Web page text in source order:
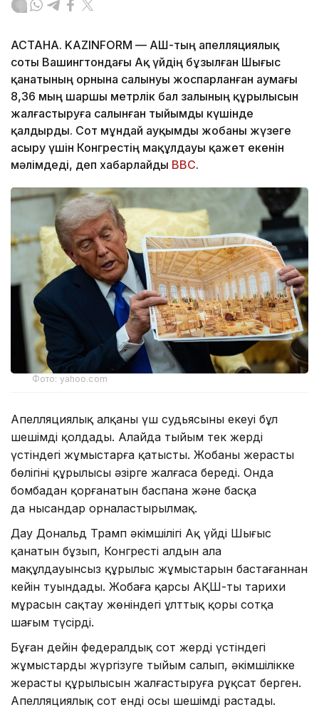
АСТАНА. KAZINFORM — АҚШ-тың апелляциялық
соты Вашингтондағы Ақ үйдің бұзылған Шығыс
қанатының орнына салынуы жоспарланған аумағы
8,36 мың шаршы метрлік бал залының құрылысын
жалғастыруға салынған тыйымды күшінде
қалдырды. Сот мұндай ауқымды жобаны жүзеге
асыру үшін Конгрестің мақұлдауы қажет екенін
мәлімдеді, деп хабарлайды BBC.
Фото: yahoo.com
Апелляциялық алқаның үш судьясының екеуі бұл
шешімді қолдады. Алайда тыйым тек жердің
үстіндегі жұмыстарға қатысты. Жобаның жерасты
бөлігінің құрылысы әзірге жалғаса береді. Онда
бомбадан қорғанатын баспана және басқа
да нысандар орналастырылмақ.
Дау Дональд Трамп әкімшілігі Ақ үйдің Шығыс
қанатын бұзып, Конгрестің алдын ала
мақұлдауынсыз құрылыс жұмыстарын бастағаннан
кейін туындады. Жобаға қарсы АҚШ-тың тарихи
мұрасын сақтау жөніндегі ұлттық қоры сотқа
шағым түсірді.
Бұған дейін федералдық сот жердің үстіндегі
жұмыстарды жүргізуге тыйым салып, әкімшілікке
жерасты құрылысын жалғастыруға рұқсат берген.
Апелляциялық сот енді осы шешімді растады.